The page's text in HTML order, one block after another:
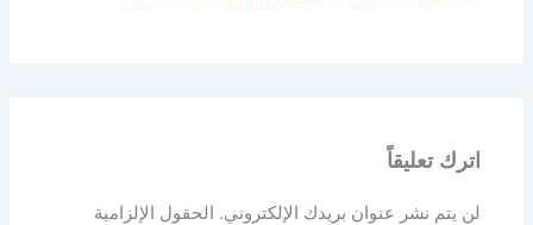
اترك تعليقاً
لن يتم نشر عنوان بريدك الإلكتروني. الحقول الإلزامية